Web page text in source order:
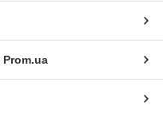
Prom.ua